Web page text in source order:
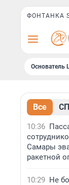
ФОНТАНКА
Основатель
Все
10:36
Самары
ракетной
10:29 Не